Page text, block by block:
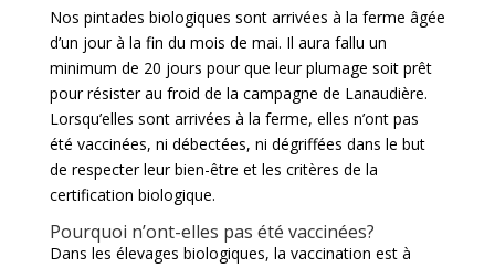
Nos pintades biologiques sont arrivées à la ferme âgée
d’un jour à la fin du mois de mai. Il aura fallu un
minimum de 20 jours pour que leur plumage soit prêt
pour résister au froid de la campagne de Lanaudière.
Lorsqu’elles sont arrivées à la ferme, elles n’ont pas
été vaccinées, ni débectées, ni dégriffées dans le but
de respecter leur bien-être et les critères de la
certification biologique.
Pourquoi n’ont-elles pas été vaccinées?
Dans les élevages biologiques, la vaccination est à